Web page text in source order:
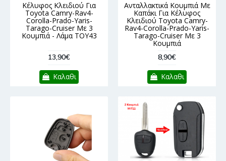
Κέλυφος Κλειδιού Για
Toyota Camry-Rav4-
Corolla-Prado-Yaris-
Tarago-Cruiser Με 3
Κουμπιά - Λάμα TOY43
13,90€
Καλαθι
Ανταλλακτικά Κουμπιά Με
Καπάκι Για Κέλυφος
Κλειδιού Toyota Camry-
Rav4-Corolla-Prado-Yaris-
Tarago-Cruiser Με 3
Κουμπιά
8,90€
Καλαθι